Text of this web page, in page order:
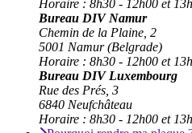
Horaire : 8h30 - 12h00 et
Bureau DIV Namur
Chemin de la Plaine, 2
5001 Namur (Belgrade)
Horaire : 8h30 - 12h00 et
Bureau DIV Luxembourg
Rue des Prés, 3
6840 Neufchâteau
Horaire : 8h30 - 12h00 et